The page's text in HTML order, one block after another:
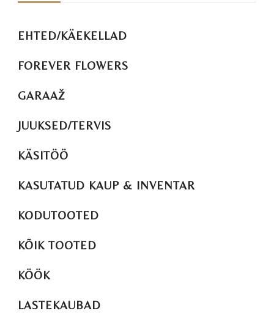
EHTED/KÄEKELLAD
FOREVER FLOWERS
GARAAŽ
JUUKSED/TERVIS
KÄSITÖÖ
KASUTATUD KAUP & INVENTAR
KODUTOOTED
KÕIK TOOTED
KÖÖK
LASTEKAUBAD